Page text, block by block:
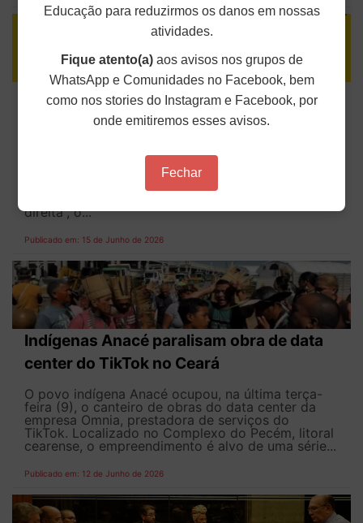
ANDES-SN disponibiliza Caderno de
Textos do 69º Conad
sexta-feira (12), o Caderno de Textos do 69º
Conad do Sindicato Nacional. Com o tema central
“Guarnicê a luta pela educação pública na terra da
direita”, o...
Publicado em: 15 de Junho de 2026
Indígenas Anacé paralisam obra de data
center do TikTok no Ceará
O povo indígena Anacé ocupou, na última terça-
feira (9), o canteiro de obras do data center da
empresa Omnia, prestadora de serviços do
TikTok. Localizado no Complexo do Pecém, litoral
cearense, o empreendimento é alvo de uma série...
Publicado em: 12 de Junho de 2026
Educação para reduzirmos os danos em nossas
atividades.
Fique atento(a)aos avisos nos grupos de
WhatsApp e Comunidades no Facebook, bem
como nos stories do Instagram e Facebook, por
onde emitiremos esses avisos.
Fechar